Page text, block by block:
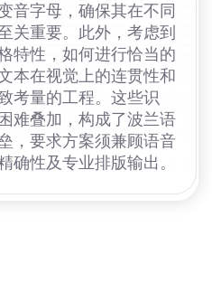
音字母，确保其在不同
关重要。此外，考虑到
特性，如何进行恰当的
本在视觉上的连贯性和
考量的工程。这些识
难叠加，构成了波兰语
，要求方案须兼顾语音
确性及专业排版输出。